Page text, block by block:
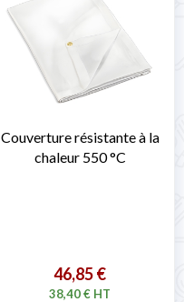
Couverture résistante à la
chaleur 550 °C
46,85 €
38,40 € HT